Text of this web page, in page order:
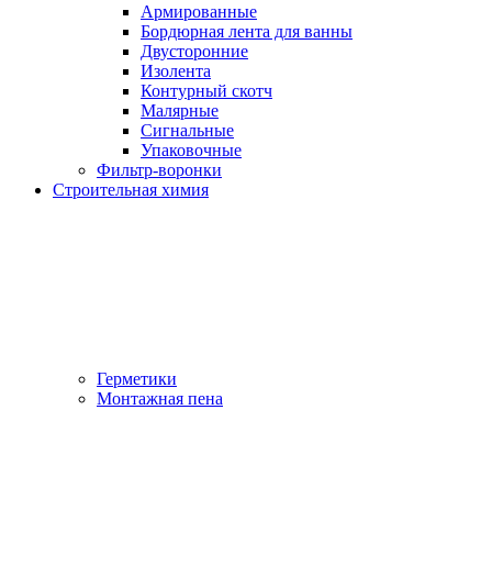
Армированные
Бордюрная лента для ванны
Двусторонние
Изолента
Контурный скотч
Малярные
Сигнальные
Упаковочные
Фильтр-воронки
Строительная химия
Герметики
Монтажная пена